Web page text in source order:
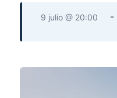
9 julio @ 20:00 -